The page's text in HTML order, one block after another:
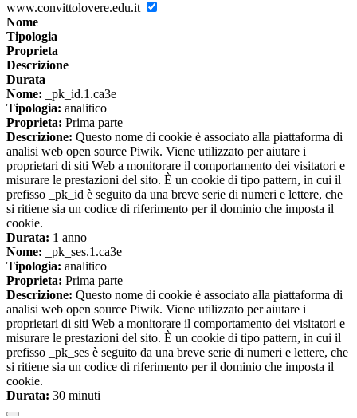
www.convittolovere.edu.it
Nome
Tipologia
Proprieta
Descrizione
Durata
Nome: _pk_id.1.ca3e
Tipologia: analitico
Proprieta: Prima parte
Descrizione: Questo nome di cookie è associato alla piattaforma di
analisi web open source Piwik. Viene utilizzato per aiutare i
proprietari di siti Web a monitorare il comportamento dei visitatori e
misurare le prestazioni del sito. È un cookie di tipo pattern, in cui il
prefisso _pk_id è seguito da una breve serie di numeri e lettere, che
si ritiene sia un codice di riferimento per il dominio che imposta il
cookie.
Durata: 1 anno
Nome: _pk_ses.1.ca3e
Tipologia: analitico
Proprieta: Prima parte
Descrizione: Questo nome di cookie è associato alla piattaforma di
analisi web open source Piwik. Viene utilizzato per aiutare i
proprietari di siti Web a monitorare il comportamento dei visitatori e
misurare le prestazioni del sito. È un cookie di tipo pattern, in cui il
prefisso _pk_ses è seguito da una breve serie di numeri e lettere, che
si ritiene sia un codice di riferimento per il dominio che imposta il
cookie.
Durata: 30 minuti